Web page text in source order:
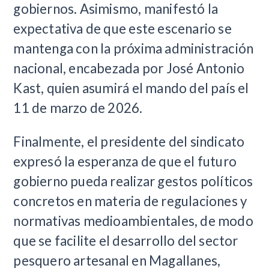
gobiernos. Asimismo, manifestó la
expectativa de que este escenario se
mantenga con la próxima administración
nacional, encabezada por José Antonio
Kast, quien asumirá el mando del país el
11 de marzo de 2026.
Finalmente, el presidente del sindicato
expresó la esperanza de que el futuro
gobierno pueda realizar gestos políticos
concretos en materia de regulaciones y
normativas medioambientales, de modo
que se facilite el desarrollo del sector
pesquero artesanal en Magallanes,